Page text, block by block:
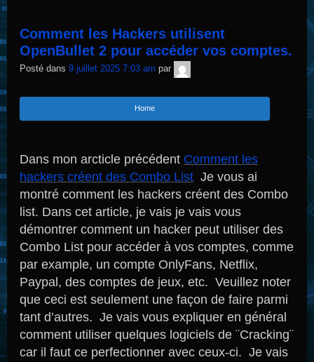
été
publié
Comment les Hackers utilisent
OpenBullet 2 pour accéder vos comptes.
Posté dans 9 juillet 2025 7:03 am par
Sécurité
Home
Dans mon arcticle précédent Comment les
hackers créent des Combo List Je vous ai
montré comment les hackers créent des Combo
list. Dans cet article, je vais je vais vous
démontrer comment un hacker peut utiliser des
Combo List pour accéder à vos comptes, comme
par example, un compte OnlyFans, Netflix,
Paypal, des comptes de jeux, etc. Veuillez noter
que ceci est seulement une façon de faire parmi
tant d’autres. Je vais vous expliquer en général
comment utiliser quelques logiciels de ¨Cracking¨
car il faut ce perfectionner avec ceux-ci. Je vais